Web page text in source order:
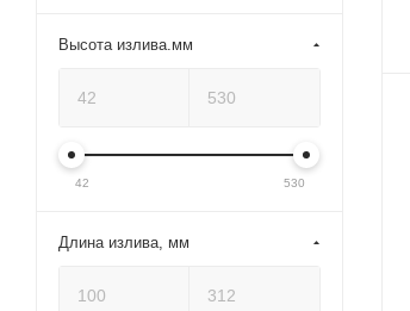
Высота излива.мм
42 530
Длина излива, мм